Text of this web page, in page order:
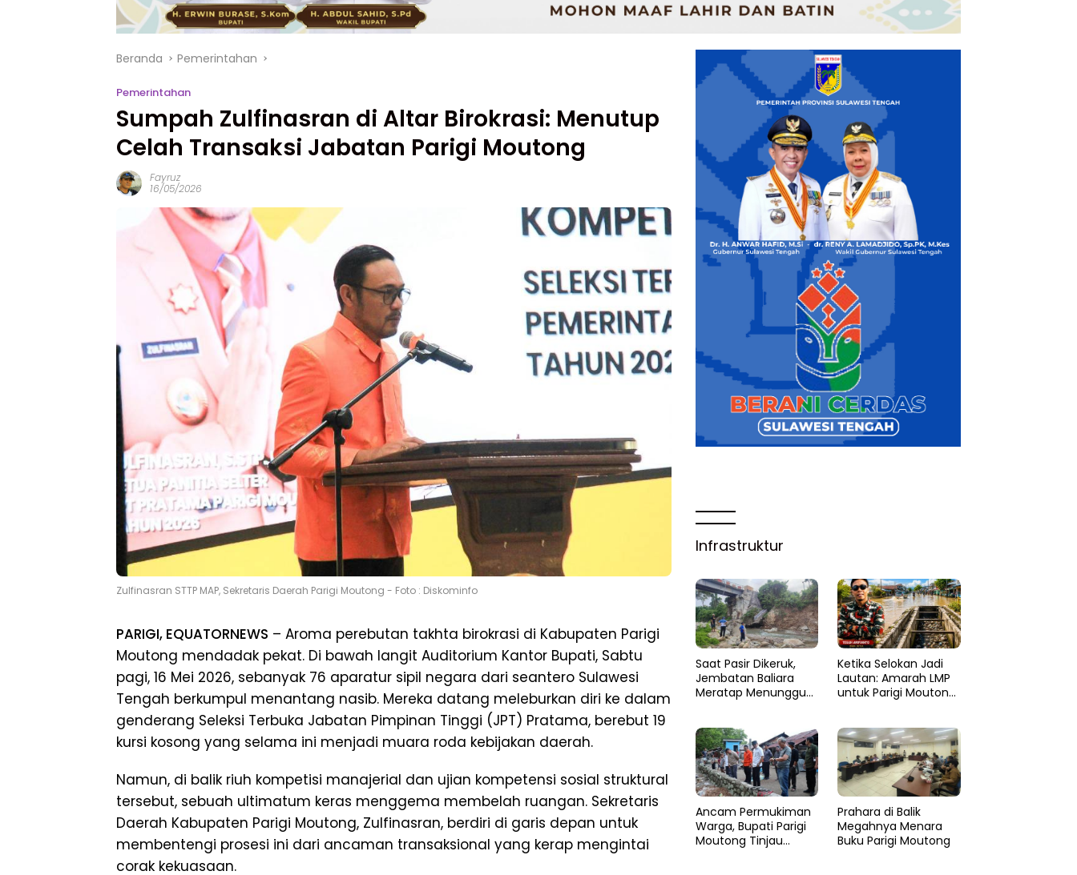
Beranda Pemerintahan
Pemerintahan
Sumpah Zulfinasran di Altar Birokrasi: Menutup
Celah Transaksi Jabatan Parigi Moutong
Fayruz
16/05/2026
Zulfinasran STTP MAP, Sekretaris Daerah Parigi Moutong - Foto : Diskominfo
PARIGI, EQUATORNEWS – Aroma perebutan takhta birokrasi di Kabupaten Parigi
Moutong mendadak pekat. Di bawah langit Auditorium Kantor Bupati, Sabtu
pagi, 16 Mei 2026, sebanyak 76 aparatur sipil negara dari seantero Sulawesi
Tengah berkumpul menantang nasib. Mereka datang meleburkan diri ke dalam
genderang Seleksi Terbuka Jabatan Pimpinan Tinggi (JPT) Pratama, berebut 19
kursi kosong yang selama ini menjadi muara roda kebijakan daerah.
​Namun, di balik riuh kompetisi manajerial dan ujian kompetensi sosial struktural
tersebut, sebuah ultimatum keras menggema membelah ruangan. Sekretaris
Daerah Kabupaten Parigi Moutong, Zulfinasran, berdiri di garis depan untuk
membentengi prosesi ini dari ancaman transaksional yang kerap mengintai
corak kekuasaan.
Infrastruktur
Saat Pasir Dikeruk,
Jembatan Baliara
Meratap Menunggu
Ketika Selokan Jadi
Lautan: Amarah LMP
untuk Parigi Moutong
Ancam Permukiman
Warga, Bupati Parigi
Moutong Tinjau
Prahara di Balik
Megahnya Menara
Buku Parigi Moutong